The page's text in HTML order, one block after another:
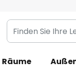
Finden
Sie
Leuchte...
Räume